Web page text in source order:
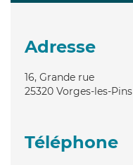
Adresse
16, Grande rue
25320 Vorges-les-Pins
Téléphone